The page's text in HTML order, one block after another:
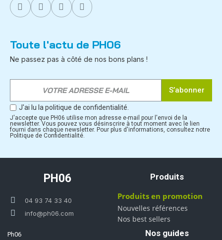
Toute l'actu de PH06
Ne passez pas à côté de nos bons plans !
S’abonner
J'ai lu la politique de confidentialité.
J'accepte que PH06 utilise mon adresse e-mail pour l'envoi de la
newsletter. Vous pouvez vous désinscrire à tout moment avec le lien
fourni dans chaque newsletter. Pour plus d'informations, consultez notre
Politique de Confidentialité.
PH06
04 93 74 33 40
info@ph06.com
Ph06
Produits
Produits en promotion
Nouvelles références
Nos best sellers
Nos guides